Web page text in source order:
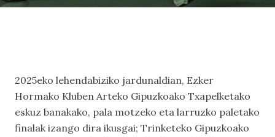
2025eko lehendabiziko jardunaldian, Ezker
Hormako Kluben Arteko Gipuzkoako Txapelketako
eskuz banakako, pala motzeko eta larruzko paletako
finalak izango dira ikusgai; Trinketeko Gipuzkoako